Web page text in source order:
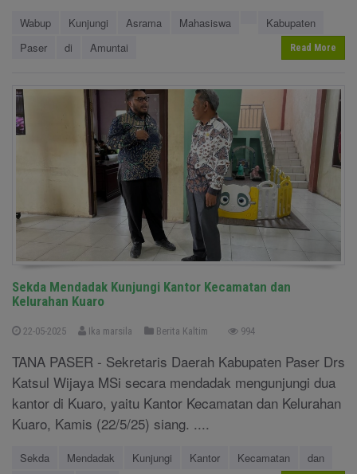
Wabup Kunjungi Asrama Mahasiswa
Kabupaten
Paser
di Amuntai Read More
Sekda Mendadak Kunjungi Kantor Kecamatan dan
Kelurahan Kuaro
22-05-2025 Ika marsila Berita Kaltim 994
TANA PASER - Sekretaris Daerah Kabupaten Paser Drs
Katsul Wijaya MSi secara mendadak mengunjungi dua
kantor di Kuaro, yaitu Kantor Kecamatan dan Kelurahan
Kuaro, Kamis (22/5/25) siang. ....
Sekda Mendadak Kunjungi Kantor Kecamatan
dan